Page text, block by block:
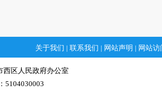
关于我们 | 联系我们 | 网站声明 | 网站访
区人民政府办公室
5104030003